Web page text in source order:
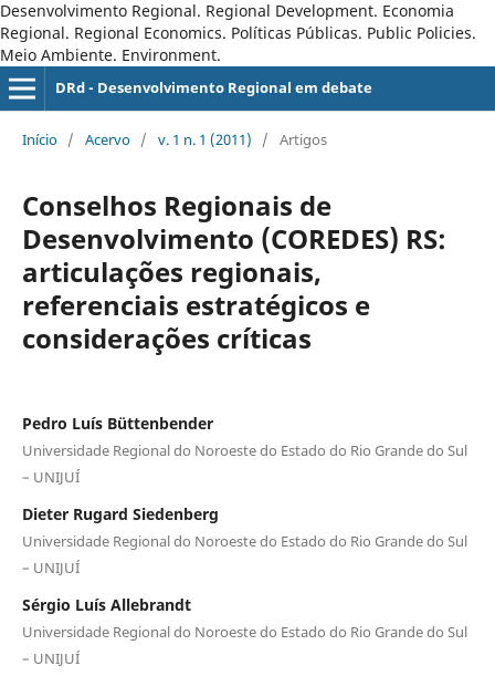
Desenvolvimento Regional. Regional Development. Economia
Regional. Regional Economics. Políticas Públicas. Public Policies.
Meio Ambiente. Environment.
DRd - Desenvolvimento Regional em debate
Início / Acervo / v. 1 n. 1 (2011) / Artigos
Conselhos Regionais de
Desenvolvimento (COREDES) RS:
articulações regionais,
referenciais estratégicos e
considerações críticas
Pedro Luís Büttenbender
Universidade Regional do Noroeste do Estado do Rio Grande do Sul
– UNIJUÍ
Dieter Rugard Siedenberg
Universidade Regional do Noroeste do Estado do Rio Grande do Sul
– UNIJUÍ
Sérgio Luís Allebrandt
Universidade Regional do Noroeste do Estado do Rio Grande do Sul
– UNIJUÍ